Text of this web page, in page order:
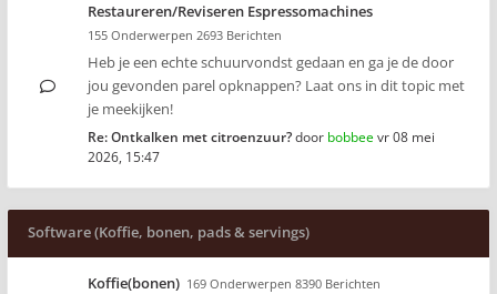
Restaureren/Reviseren Espressomachines
155 Onderwerpen 2693 Berichten
Heb je een echte schuurvondst gedaan en ga je de door
jou gevonden parel opknappen? Laat ons in dit topic met
je meekijken!
Re: Ontkalken met citroenzuur?door bobbeevr 08 mei
2026, 15:47
Software (Koffie, bonen, pads & servings)
Koffie(bonen) 169 Onderwerpen 8390 Berichten